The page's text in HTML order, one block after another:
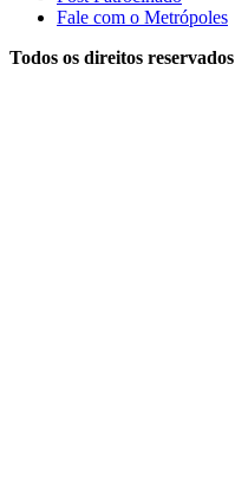
Fale com o Metrópoles
Todos os direitos reservados